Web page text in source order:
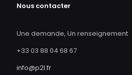
Nous contacter
Une demande, Un renseignement
+33 03 88 04 68 67
info@p2l.fr